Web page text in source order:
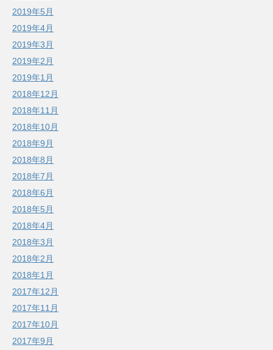
2019年5月
2019年4月
2019年3月
2019年2月
2019年1月
2018年12月
2018年11月
2018年10月
2018年9月
2018年8月
2018年7月
2018年6月
2018年5月
2018年4月
2018年3月
2018年2月
2018年1月
2017年12月
2017年11月
2017年10月
2017年9月